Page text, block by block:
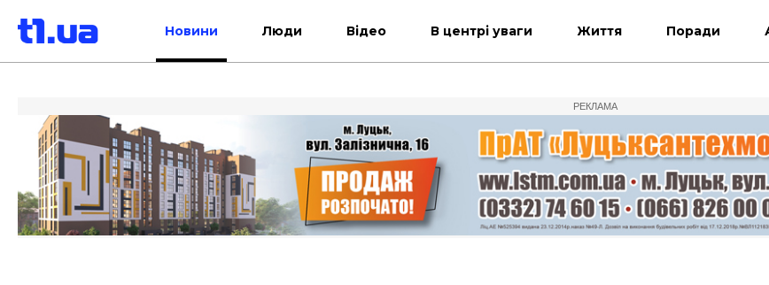
Новини Люди Відео В центрі уваги Життя Поради
РЕКЛАМА